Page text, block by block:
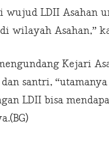
wujud LDII Asahan
wilayah Asahan,”
Kejari
santri,
LDII bisa